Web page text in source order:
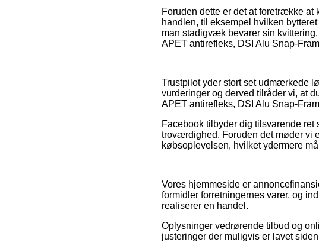
Foruden dette er det at foretrække
handlen, til eksempel hvilken
man stadigvæk bevarer sin
APET antirefleks, DSI Alu Snap-
Trustpilot yder stort set udmærkede
vurderinger og derved tilråder vi, at
APET antirefleks, DSI Alu Snap-
Facebook tilbyder dig tilsvarende
troværdighed. Foruden det møder vi
købsoplevelsen, hvilket ydermere
Vores hjemmeside er
formidler forretningernes varer, og
realiserer en handel.
Oplysninger vedrørende tilbud og
justeringer der muligvis er lavet